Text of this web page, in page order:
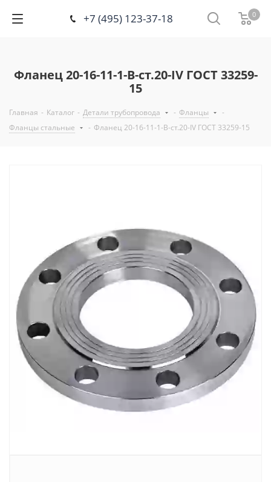
+7 (495) 123-37-18 0
Фланец 20-16-11-1-B-ст.20-IV ГОСТ 33259-
15
Главная - Каталог - Детали трубопровода - Фланцы
-
Фланцы стальные
- Фланец 20-16-11-1-B-ст.20-IV ГОСТ 33259-15